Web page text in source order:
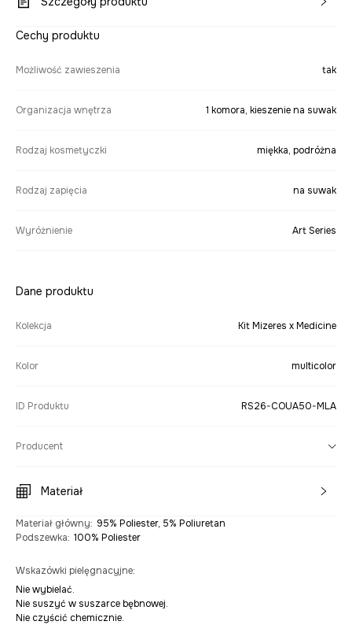
Cechy produktu
Możliwość zawieszenia tak
Organizacja wnętrza 1 komora, kieszenie na suwak
Rodzaj kosmetyczki miękka, podróżna
Rodzaj zapięcia na suwak
Wyróżnienie Art Series
Dane produktu
Kolekcja Kit Mizeres x Medicine
Kolor multicolor
ID Produktu RS26-COUA50-MLA
Producent
Materiał
Materiał główny: 95% Poliester, 5% Poliuretan
Podszewka: 100% Poliester
Wskazówki pielęgnacyjne:
Nie wybielać.
Nie suszyć w suszarce bębnowej.
Nie czyścić chemicznie.